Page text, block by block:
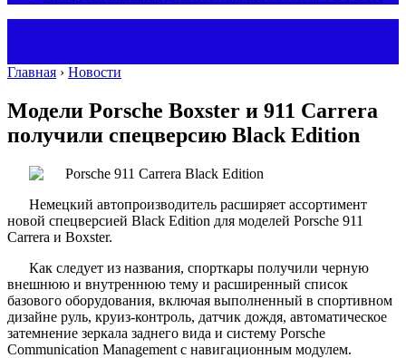
Главная › Новости
Модели Porsche Boxster и 911 Carrera
получили спецверсию Black Edition
Немецкий автопроизводитель расширяет ассортимент
новой спецверсией Black Edition для моделей Porsche 911
Carrera и Boxster.
Как следует из названия, спорткары получили черную
внешнюю и внутреннюю тему и расширенный список
базового оборудования, включая выполненный в спортивном
дизайне руль, круиз-контроль, датчик дождя, автоматическое
затемнение зеркала заднего вида и систему Porsche
Communication Management с навигационным модулем.